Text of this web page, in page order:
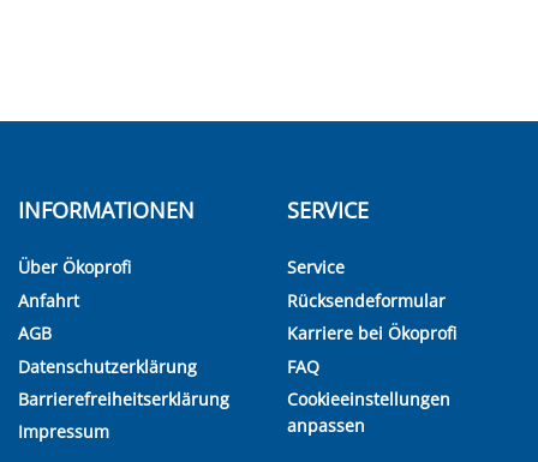
INFORMATIONEN
Über Ökoprofi
Anfahrt
AGB
Datenschutzerklärung
Barrierefreiheitserklärung
Impressum
SERVICE
Service
Rücksendeformular
Karriere bei Ökoprofi
FAQ
Cookieeinstellungen
anpassen